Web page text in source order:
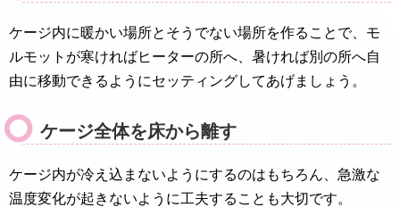
ケージ内に暖かい場所とそうでない場所を作ることで、モ
ルモットが寒ければヒーターの所へ、暑ければ別の所へ自
由に移動できるようにセッティングしてあげましょう。
ケージ全体を床から離す
ケージ内が冷え込まないようにするのはもちろん、急激な
温度変化が起きないように工夫することも大切です。